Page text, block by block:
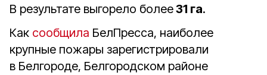
В результате выгорело более31 га.
Как сообщила БелПресса, наиболее
крупные пожары зарегистрировали
в Белгороде, Белгородском районе